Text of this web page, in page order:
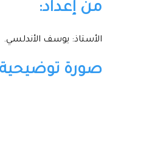
من إعداد:
الأستاذ: يوسف الأندلسي.
صورة